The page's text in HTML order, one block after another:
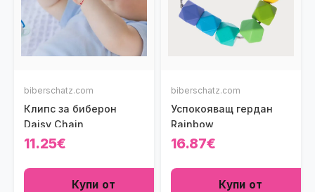
biberschatz.com
Клипс за биберон
Daisy Chain
11.25€
Купи от
biberschatz.com
Успокояващ гердан
Rainbow
16.87€
Купи от